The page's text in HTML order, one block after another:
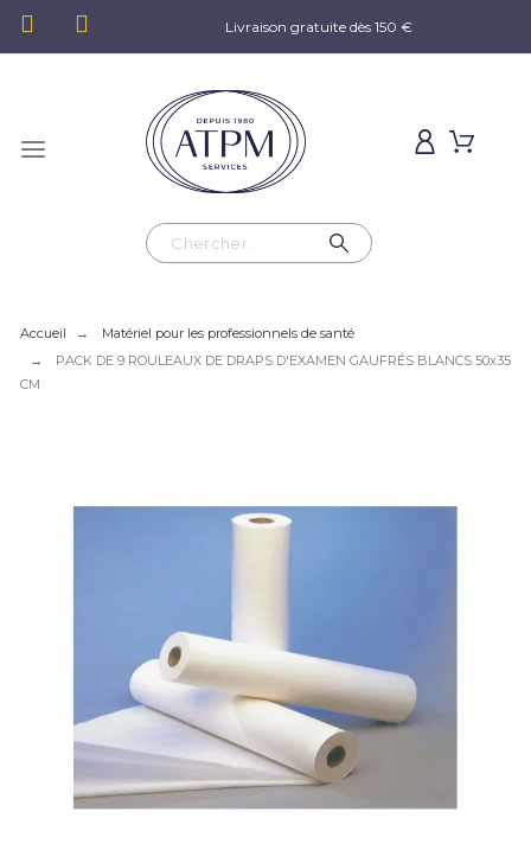
Livraison gratuite dès 150 €
Accueil
Matériel pour les professionnels de santé
PACK DE 9 ROULEAUX DE DRAPS D'EXAMEN GAUFRÉS BLANCS 50x35
CM